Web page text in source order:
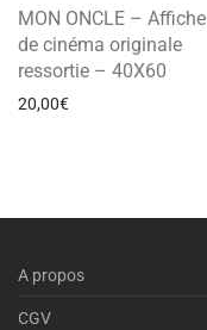
MON ONCLE – Affiche
de cinéma originale
ressortie – 40X60
20,00€
A propos
CGV